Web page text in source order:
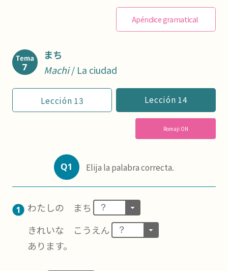
Apéndice gramatical
まち
Machi/ La ciudad
Lección 13 Lección 14
Romaji ON
Elija la palabra correcta.
わたしの まち ？
きれいな こうえん ？
あります。